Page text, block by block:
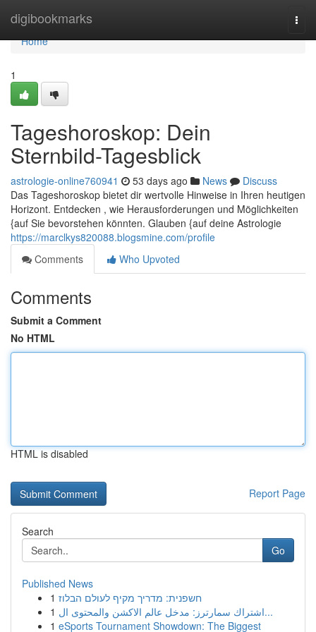
digibookmarks
Home
Home
1
Tageshoroskop: Dein
Sternbild-Tagesblick
astrologie-online760941 53 days ago News
Discuss
Das Tageshoroskop bietet dir wertvolle Hinweise in Ihren heutigen
Horizont. Entdecken , wie Herausforderungen und Möglichkeiten
{auf Sie bevorstehen könnten. Glauben {auf deine Astrologie
https://marclkys820088.blogsmine.com/profile
Comments
Who Upvoted
Comments
Submit a Comment
No HTML
HTML is disabled
Report Page
Search
Go
Published News
1 חשפנית: מדריך מקיף לעולם הבלוז
1
اشتراك سمارترز: مدخل عالم الاكشن والمحتوى ال...
1 eSports Tournament Showdown: The Biggest